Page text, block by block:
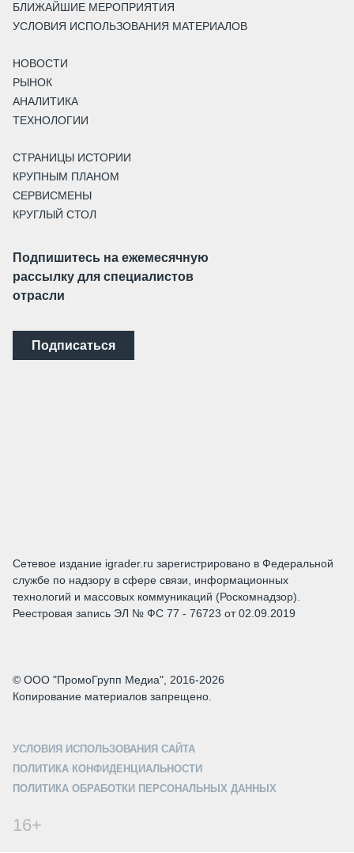
БЛИЖАЙШИЕ МЕРОПРИЯТИЯ
УСЛОВИЯ ИСПОЛЬЗОВАНИЯ МАТЕРИАЛОВ
НОВОСТИ
РЫНОК
АНАЛИТИКА
ТЕХНОЛОГИИ
СТРАНИЦЫ ИСТОРИИ
КРУПНЫМ ПЛАНОМ
СЕРВИСМЕНЫ
КРУГЛЫЙ СТОЛ
Подпишитесь на ежемесячную
рассылку для специалистов
отрасли
Подписаться
Сетевое издание igrader.ru зарегистрировано в Федеральной
службе по надзору в сфере связи, информационных
технологий и массовых коммуникаций (Роскомнадзор).
Реестровая запись ЭЛ № ФС 77 - 76723 от 02.09.2019
© ООО "ПромоГрупп Медиа", 2016-2026
Копирование материалов запрещено.
УСЛОВИЯ ИСПОЛЬЗОВАНИЯ САЙТА
ПОЛИТИКА КОНФИДЕНЦИАЛЬНОСТИ
ПОЛИТИКА ОБРАБОТКИ ПЕРСОНАЛЬНЫХ ДАННЫХ
16+